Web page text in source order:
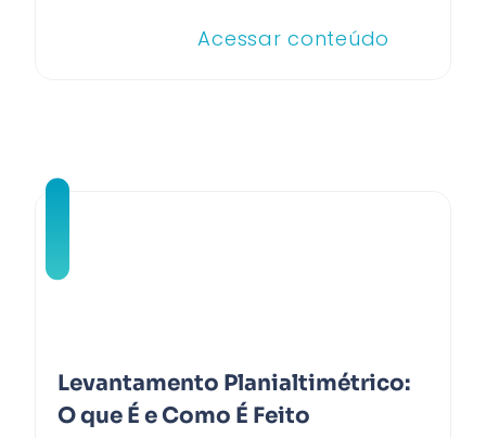
Acessar conteúdo
Levantamento Planialtimétrico:
O que É e Como É Feito